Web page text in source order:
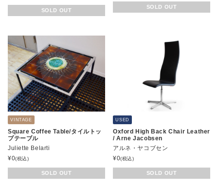
SOLD OUT
SOLD OUT
VINTAGE
Square Coffee Table/タイルトッ
プテーブル
Juliette Belarti
¥0(税込)
SOLD OUT
USED
Oxford High Back Chair Leather
/ Arne Jacobsen
アルネ・ヤコブセン
¥0(税込)
SOLD OUT